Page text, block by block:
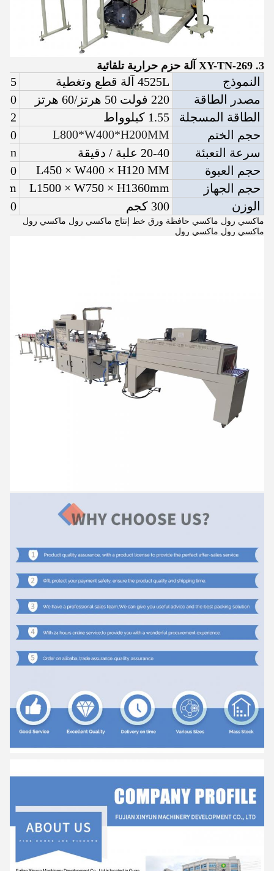
3. XY-TN-269 آلة حزم حرارية تلقائية
النموذج 4525L آلة قطع وتغطية
4525 آلة
مصدر الطاقة
220 فولت 50 هرتز/60 هرتز
380 فولت 50/60
الطاقة المسجلة
1.55 كيلوواط
12 كيلوواط
حجم الختم
L800*W400*H200MM
سرعة التعبئة
20-40 علبة / دقيقة
حجم العبوة
L450 × W400 × H120 MM
حجم الجهاز
L1500 × W750 × H1360mm
الوزن
300 كجم 150
ماكسي رول ماكسي حافظة ورق خط إنتاج ماكسي رول ماكسي رول
ماكسي رول ماكسي رول